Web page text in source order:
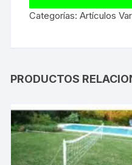
Categorías:Artículos
PRODUCTOS